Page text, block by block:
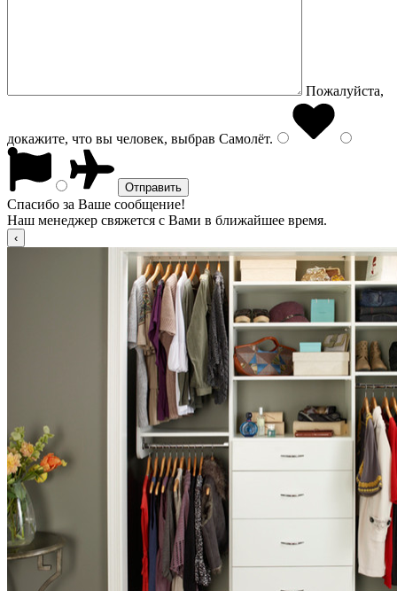
Пожалуйста,
докажите, что вы человек, выбрав Самолёт.
Спасибо за Ваше сообщение!
Наш менеджер свяжется с Вами в ближайшее время.